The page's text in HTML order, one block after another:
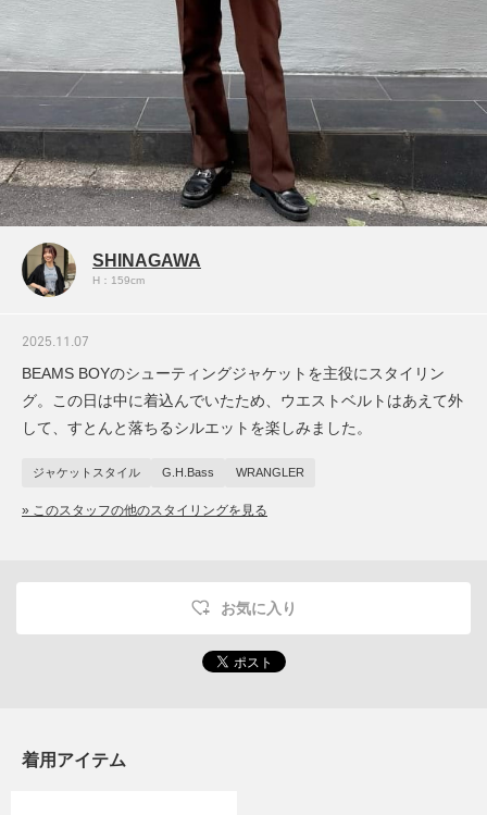
SHINAGAWA
H：159cm
2025.11.07
BEAMS BOYのシューティングジャケットを主役にスタイリン
グ。この日は中に着込んでいたため、ウエストベルトはあえて外
して、すとんと落ちるシルエットを楽しみました。
ジャケットスタイル G.H.Bass WRANGLER
» このスタッフの他のスタイリングを見る
お気に入り
着用アイテム